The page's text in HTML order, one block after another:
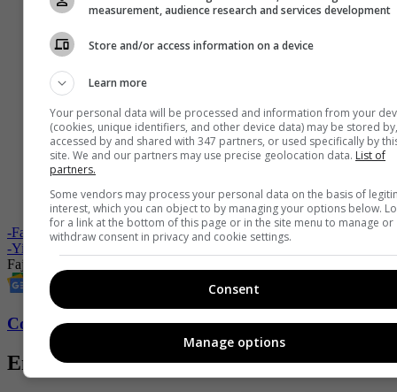
-Fajas muy cómodas que también sirven para moldear el cuerpo
-Yina Calderón genera polémica en redes por mostrar sus glúteos
Fajas
Conozca más de Fucsia aquí
Entradas relacionadas
measurement, audience research and services development
Store and/or access information on a device
Learn more
Your personal data will be processed and information from your
(cookies, unique identifiers, and other device data) may be stored by,
accessed by and shared with 347 partners, or used specifically by
site. We and our partners may use precise geolocation data. List of
partners.
Some vendors may process your personal data on the basis of
interest, which you can object to by managing your options below.
for a link at the bottom of this page or in the site menu to manage or
withdraw consent in privacy and cookie settings.
Consent
Manage options